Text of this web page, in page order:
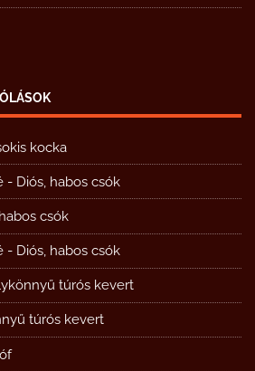
kocka
- Diós, habos csók
csók
- Diós, habos csók
túrós kevert
túrós kevert